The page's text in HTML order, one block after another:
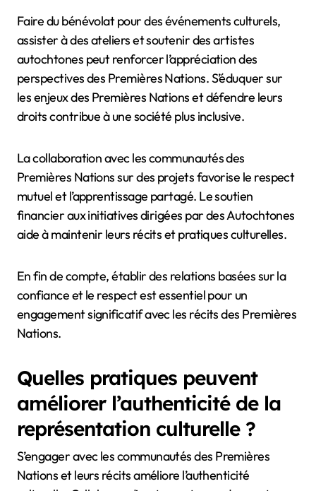
Les individus peuvent s’engager et soutenir les récits
des Premières Nations en écoutant activement, en
partageant des histoires et en participant à des
événements communautaires. S’engager avec des
organisations locales des Premières Nations favorise
la compréhension et le respect de leurs histoires et
Faire du bénévolat pour des événements culturels,
assister à des ateliers et soutenir des artistes
autochtones peut renforcer l’appréciation des
perspectives des Premières Nations. S’éduquer sur
les enjeux des Premières Nations et défendre leurs
La collaboration avec les communautés des
Premières Nations sur des projets favorise le respect
aide à maintenir leurs récits et pratiques culturelles.
En fin de compte, établir des relations basées sur la
confiance et le respect est essentiel pour un
engagement significatif avec les récits des Premières
Nations.